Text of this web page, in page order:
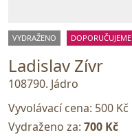
VYDRAŽENO DOPORUČUJEME
Ladislav Zívr
108790. Jádro
Vyvolávací cena: 500 Kč
Vydraženo za: 700 Kč